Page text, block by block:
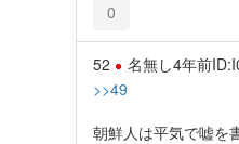
0
52 名無し4年前
>>49
朝鮮人は平気で嘘を